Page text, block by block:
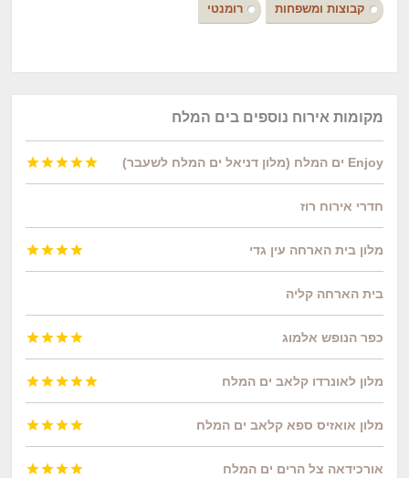
קבוצות ומשפחות רומנטי
מקומות אירוח נוספים בים המלח
Enjoy ים המלח (מלון דניאל ים המלח לשעבר) 




חדרי אירוח רוז
מלון בית הארחה עין גדי 



בית הארחה קליה
כפר הנופש אלמוג 



מלון לאונרדו קלאב ים המלח 




מלון אואזיס ספא קלאב ים המלח 



אורכידאה צל הרים ים המלח 


